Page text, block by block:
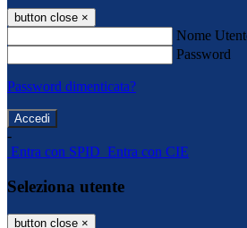
button close ×
Nome
Password
Password dimenticata?
-
Entra con SPID Entra con CIE
Seleziona utente
button close ×